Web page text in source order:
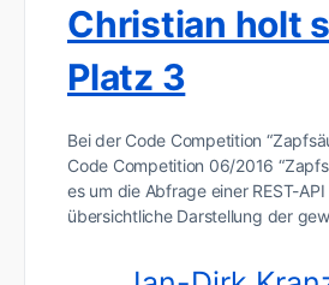
Christian holt
Platz 3
Bei der Code Competition
Code Competition 06/2016
es um die Abfrage einer REST-
übersichtliche Darstellung der